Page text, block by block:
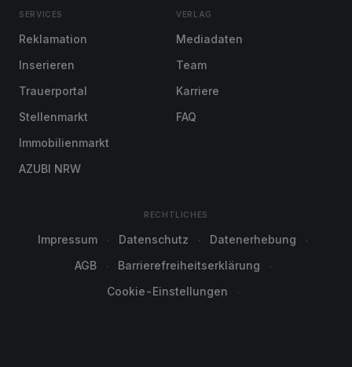
SERVICES
Reklamation
Inserieren
Trauerportal
Stellenmarkt
Immobilienmarkt
AZUBI NRW
VERLAG
Mediadaten
Team
Karriere
FAQ
RECHTLICHES
Impressum Datenschutz
Datenerhebung
AGB
Barrierefreiheitserklärung
Cookie-Einstellungen